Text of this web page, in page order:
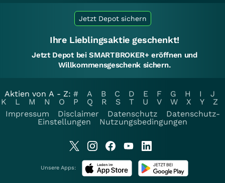
Jetzt Depot sichern
Ihre Lieblingsaktie geschenkt!
Jetzt Depot bei SMARTBROKER+ eröffnen und
Willkommensgeschenk sichern.
Aktien von A - Z: # A B C D E F G H I
J
K
L M N O P Q R S T U V W X Y
Z
Impressum
Disclaimer Datenschutz
Datenschutz-
Einstellungen
Nutzungsbedingungen
Unsere Apps: